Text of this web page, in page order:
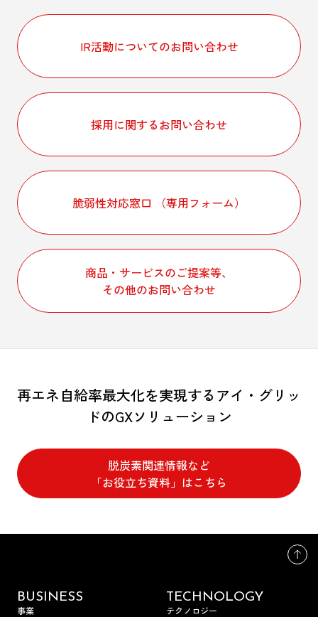
IR活動についてのお問い合わせ
採用に関するお問い合わせ
脆弱性対応窓口 （専用フォーム）
商品・サービスのご提案等、
その他のお問い合わせ
再エネ自給率最大化を実現するアイ・グリッ
ドのGXソリューション
脱炭素関連情報など
「お役立ち資料」はこちら
BUSINESS
事業
TECHNOLOGY
テクノロジー